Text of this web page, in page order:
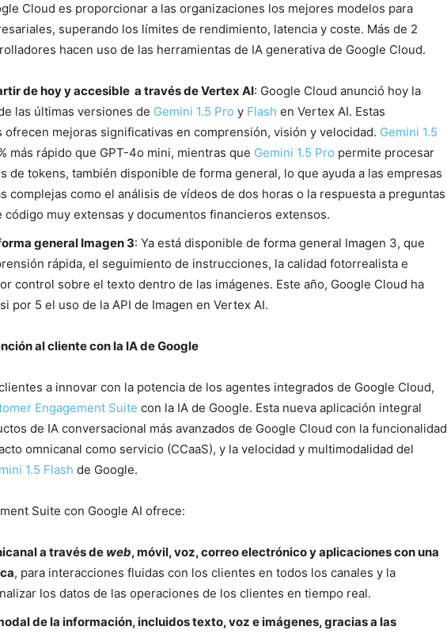
Cloud es proporcionar a las organizaciones los mejores modelos para
superando los límites de rendimiento, latencia y coste. Más de 2
hacen uso de las herramientas de IA generativa de Google Cloud.
de hoy y accesible a través de Vertex AI: Google Cloud anunció hoy la
las últimas versiones de Gemini 1.5 Pro y Flash en Vertex AI. Estas
ofrecen mejoras significativas en comprensión, visión y velocidad. Gemini 1.5
más rápido que GPT-4o mini, mientras que Gemini 1.5 Pro permite procesar
de tokens, también disponible de forma general, lo que ayuda a las empresas
complejas como el análisis de vídeos de dos horas o la respuesta a preguntas
código muy extensas y documentos financieros extensos.
general Imagen 3: Ya está disponible de forma general Imagen 3, que
rápida, el seguimiento de instrucciones, la calidad fotorrealista e
control sobre el texto dentro de las imágenes. Este año, Google Cloud ha
por 5 el uso de la API de Imagen en Vertex AI.
al cliente con la IA de Google
a innovar con la potencia de los agentes integrados de Google Cloud,
Engagement Suite con la IA de Google. Esta nueva aplicación integral
de IA conversacional más avanzados de Google Cloud con la funcionalidad
omnicanal como servicio (CCaaS), y la velocidad y multimodalidad del
1.5 Flash de Google.
Suite con Google AI ofrece:
a través de web, móvil, voz, correo electrónico y aplicaciones con una
, para interacciones fluidas con los clientes en todos los canales y la
los datos de las operaciones de los clientes en tiempo real.
de la información, incluidos texto, voz e imágenes, gracias a las